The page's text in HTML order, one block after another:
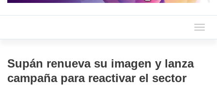
Supán renueva su imagen y lanza
campaña para reactivar el sector